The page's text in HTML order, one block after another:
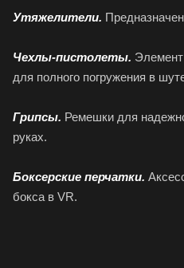
Утяжелители.
Чехлы-пистолеты.
для полного погружения в
Грипсы. Ремешки для
руках.
Боксерские перчатки.
бокса в VR.